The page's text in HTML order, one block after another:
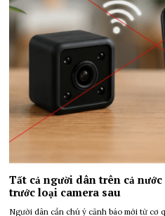
Tất cả người dân trên cả
trước loại camera sau
Người dân cần chú ý cảnh báo mới từ cơ